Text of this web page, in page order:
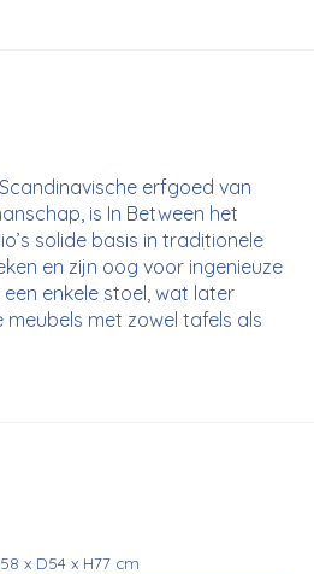
erfgoed van
is In Between het
solide basis in traditionele
en zijn oog voor ingenieuze
enkele stoel, wat later
meubels met zowel tafels als
x D54 x H77 cm